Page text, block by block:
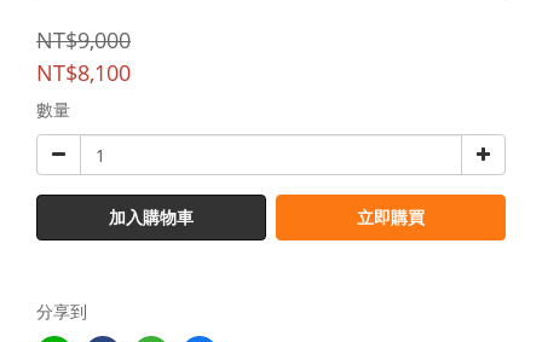
NT$9,000
NT$8,100
數量
加入購物車 立即購買
分享到